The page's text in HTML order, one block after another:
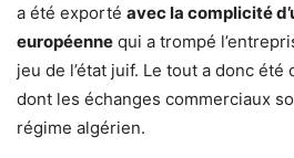
a été exporté avec la complicité
européenne qui a trompé
jeu de l’état juif. Le tout a donc
dont les échanges commerciaux
régime algérien.